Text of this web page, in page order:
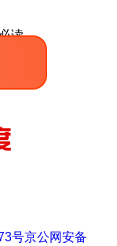
读
号